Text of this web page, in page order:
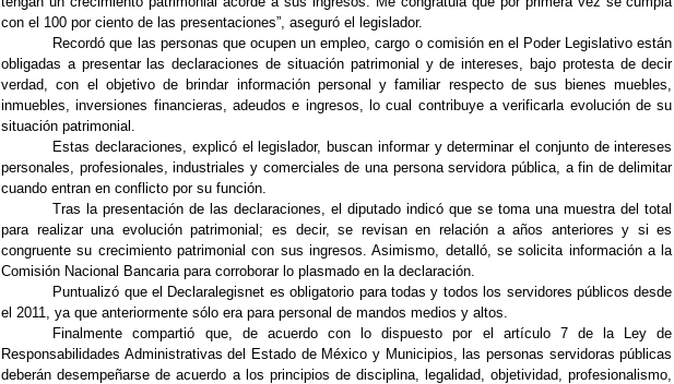
con el 100 por ciento de las presentaciones”, aseguró el legislador.
Recordó que las personas que ocupen un empleo, cargo o comisión en el Poder Legislativo están
obligadas a presentar las declaraciones de situación patrimonial y de intereses, bajo protesta de decir
verdad, con el objetivo de brindar información personal y familiar respecto de sus bienes muebles,
inmuebles, inversiones financieras, adeudos e ingresos, lo cual contribuye a verificarla evolución de su
situación patrimonial.
Estas declaraciones, explicó el legislador, buscan informar y determinar el conjunto de intereses
personales, profesionales, industriales y comerciales de una persona servidora pública, a fin de delimitar
cuando entran en conflicto por su función.
Tras la presentación de las declaraciones, el diputado indicó que se toma una muestra del total
para realizar una evolución patrimonial; es decir, se revisan en relación a años anteriores y si es
congruente su crecimiento patrimonial con sus ingresos. Asimismo, detalló, se solicita información a la
Comisión Nacional Bancaria para corroborar lo plasmado en la declaración.
Puntualizó que el Declaralegisnet es obligatorio para todas y todos los servidores públicos desde
el 2011, ya que anteriormente sólo era para personal de mandos medios y altos.
Finalmente compartió que, de acuerdo con lo dispuesto por el artículo 7 de la Ley de
Responsabilidades Administrativas del Estado de México y Municipios, las personas servidoras públicas
deberán desempeñarse de acuerdo a los principios de disciplina, legalidad, objetividad, profesionalismo,